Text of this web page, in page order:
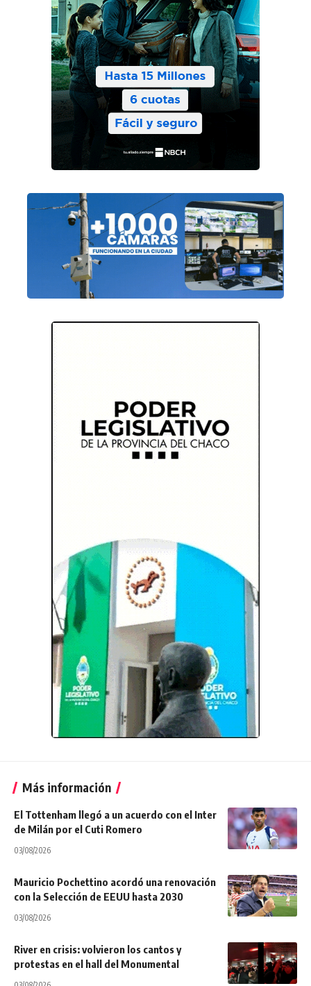
Más información
El Tottenham llegó a un acuerdo con el Inter
de Milán por el Cuti Romero
03/08/2026
Mauricio Pochettino acordó una renovación
con la Selección de EEUU hasta 2030
03/08/2026
River en crisis: volvieron los cantos y
protestas en el hall del Monumental